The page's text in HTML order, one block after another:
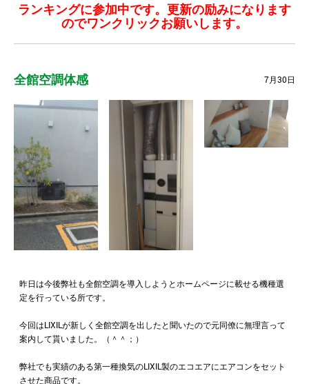
ランキングに参加中です。更新の励みになります
のでワンクリックお願いします。
全館空調体感 7月30日
昨日は今後弊社も全館空調を導入しようとホームページに載せる機種選
定を行っている所です。
今回はLIXILが新しく全館空調を出したと聞いたので元同僚に無理言って
案内して貰いました。（＾＾；）
弊社でも実績のある第一種換気のLIXIL製のエコエアにエアコンをセット
させた商品です。